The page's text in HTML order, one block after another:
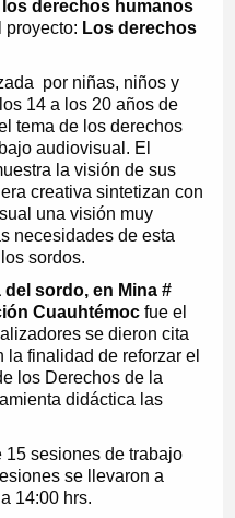
derechos humanos
proyecto: Los derechos
por niñas, niños y
14 a los 20 años de
tema de los derechos
audiovisual. El
la visión de sus
creativa sintetizan con
una visión muy
necesidades de esta
sordos.
del sordo, en Mina #
Cuauhtémocfue el
se dieron cita
la finalidad de reforzar el
los Derechos de la
didáctica las
15 sesiones de trabajo
se llevaron a
14:00 hrs.